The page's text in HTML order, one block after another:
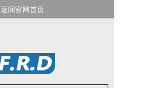
返回官网首页